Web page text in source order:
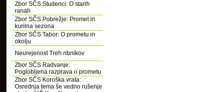
Zbor SČS Studenci: O starih
ranah
Zbor SČS Pobrežje: Promet in
kurilna sezona
Zbor SČS Tabor: O prometu in
okolju
Neurejenost Treh ribnikov
Zbor SČS Radvanje:
Poglobljena razprava o prometu
Zbor SČS Koroška vrata:
Osrednja tema še vedno rušenje